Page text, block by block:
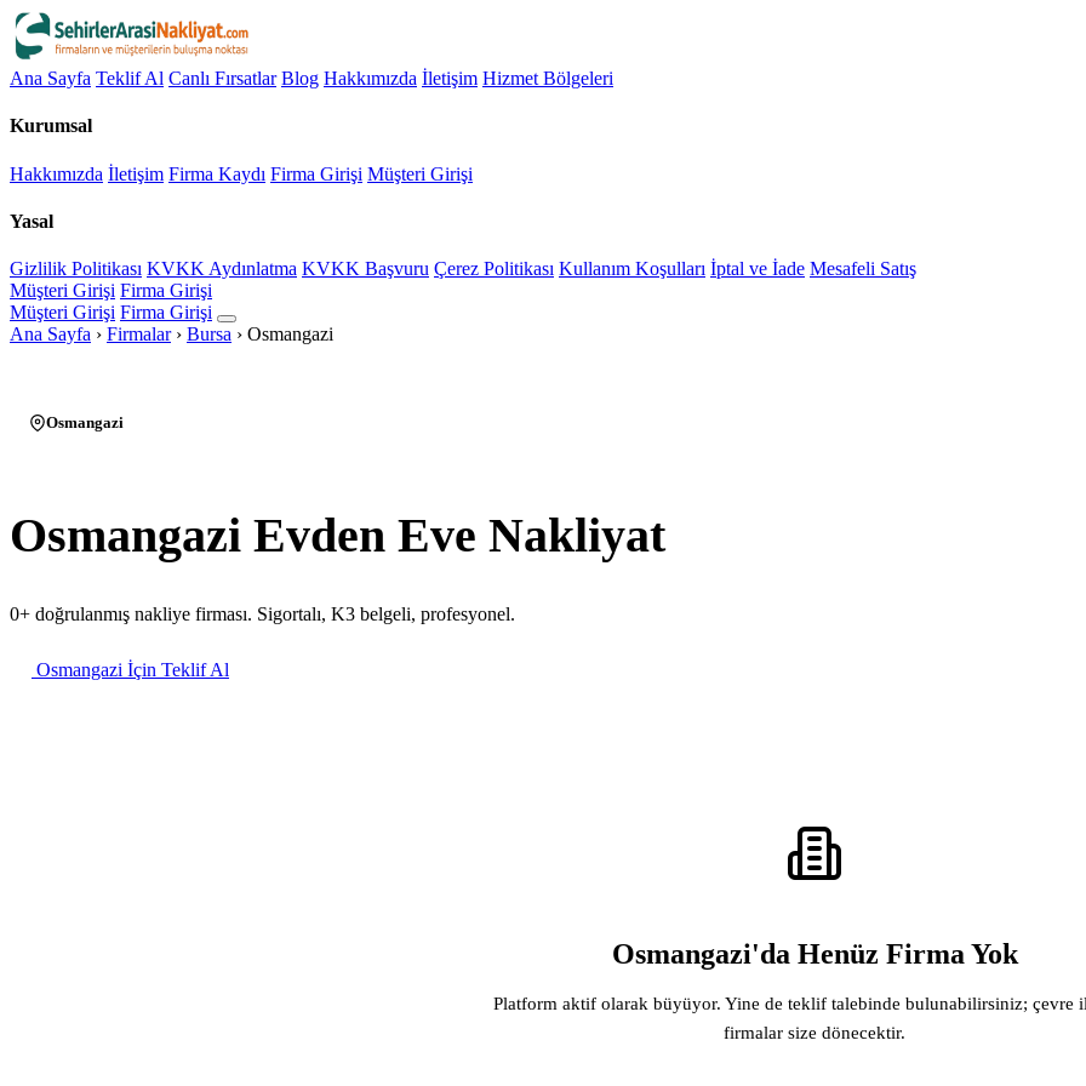
Ana Sayfa Teklif Al Canlı Fırsatlar Blog Hakkımızda İletişim Hizmet Bölgeleri
Kurumsal
Hakkımızda İletişim Firma Kaydı Firma Girişi Müşteri Girişi
Yasal
Gizlilik Politikası KVKK Aydınlatma KVKK Başvuru Çerez Politikası Kullanım Koşulları İptal ve İade Mesafeli Satış
Müşteri Girişi Firma Girişi
Müşteri Girişi Firma Girişi
Ana Sayfa › Firmalar › Bursa › Osmangazi
Osmangazi
Osmangazi Evden Eve Nakliyat
0+ doğrulanmış nakliye firması. Sigortalı, K3 belgeli, profesyonel.
Osmangazi İçin Teklif Al
Osmangazi'da Henüz Firma Yok
Platform aktif olarak büyüyor. Yine de teklif talebinde bulunabilirsiniz; çevre
firmalar size dönecektir.